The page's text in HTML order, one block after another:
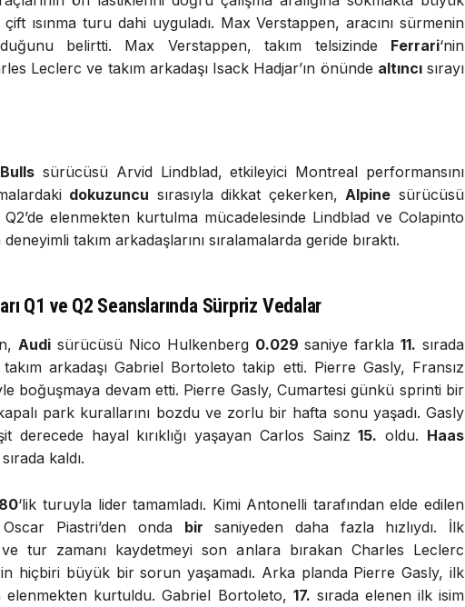
ısınma turu dahi uyguladı. Max Verstappen, aracını sürmenin
belirtti. Max Verstappen, takım telsizinde Ferrari‘nin
Leclerc ve takım arkadaşı Isack Hadjar’ın önünde altıncısırayı
sürücüsü Arvid Lindblad, etkileyici Montreal performansını
dokuzuncu sırasıyla dikkat çekerken,Alpine sürücüsü
Q2’de elenmekten kurtulma mücadelesinde Lindblad ve Colapinto
takım arkadaşlarını sıralamalarda geride bıraktı.
Q1 ve Q2 Seanslarında Sürpriz Vedalar
Audi sürücüsü Nico Hulkenberg 0.029 saniye farkla11. sırada
arkadaşı Gabriel Bortoleto takip etti. Pierre Gasly, Fransız
boğuşmaya devam etti. Pierre Gasly, Cumartesi günkü sprinti bir
park kurallarını bozdu ve zorlu bir hafta sonu yaşadı. Gasly
derecede hayal kırıklığı yaşayan Carlos Sainz15. oldu. Haas
sırada kaldı.
‘lik turuyla lider tamamladı. Kimi Antonelli tarafından elde edilen
Piastri’den onda bir saniyeden daha fazla hızlıydı. İlk
ve tur zamanı kaydetmeyi son anlara bırakan Charles Leclerc
hiçbiri büyük bir sorun yaşamadı. Arka planda Pierre Gasly, ilk
kurtuldu. Gabriel Bortoleto, 17. sırada elenen ilk isim